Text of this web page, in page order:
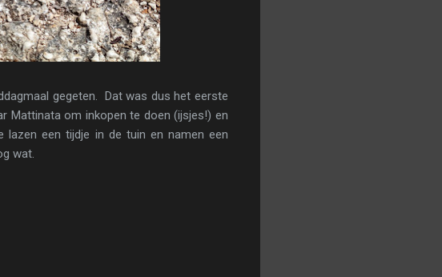
gegeten. Dat was dus het eerste
Mattinata om inkopen te doen (ijsjes!) en
lazen een tijdje in de tuin en namen een
wat.